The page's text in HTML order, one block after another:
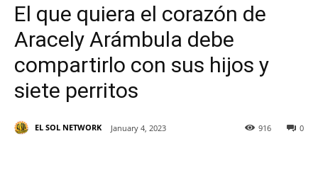
El que quiera el corazón de
Aracely Arámbula debe
compartirlo con sus hijos y
siete perritos
EL SOL NETWORK January 4, 2023 0
916